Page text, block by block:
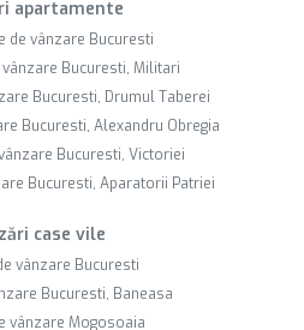
apartamente
de vânzare Bucuresti
Bucuresti, Militari
Bucuresti, Drumul Taberei
Bucuresti, Alexandru Obregia
Bucuresti, Victoriei
Bucuresti, Aparatorii Patriei
case vile
vânzare Bucuresti
Bucuresti, Baneasa
vânzare Mogosoaia